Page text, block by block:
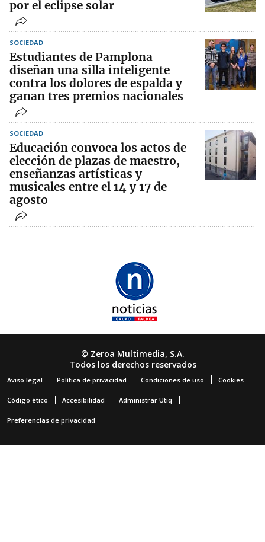
por el eclipse solar
SOCIEDAD
Estudiantes de Pamplona
diseñan una silla inteligente
contra los dolores de espalda y
ganan tres premios nacionales
SOCIEDAD
Educación convoca los actos de
elección de plazas de maestro,
enseñanzas artísticas y
musicales entre el 14 y 17 de
agosto
© Zeroa Multimedia, S.A.
Todos los derechos reservados
Aviso legal Política de privacidad Condiciones de uso Cookies
Código ético Accesibilidad Administrar Utiq
Preferencias de privacidad